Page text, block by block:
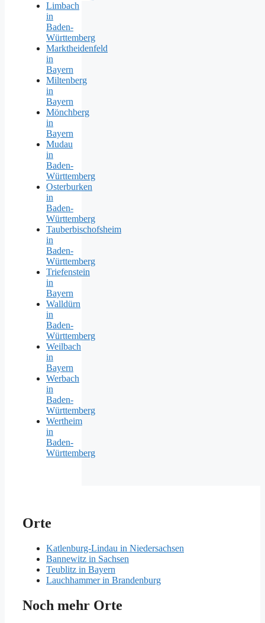
Limbach
in
Baden-
Württemberg
Marktheidenfeld
in
Bayern
Miltenberg
in
Bayern
Mönchberg
in
Bayern
Mudau
in
Baden-
Württemberg
Osterburken
in
Baden-
Württemberg
Tauberbischofsheim
in
Baden-
Württemberg
Triefenstein
in
Bayern
Walldürn
in
Baden-
Württemberg
Weilbach
in
Bayern
Werbach
in
Baden-
Württemberg
Wertheim
in
Baden-
Württemberg
Orte
Katlenburg-Lindau in Niedersachsen
Bannewitz in Sachsen
Teublitz in Bayern
Lauchhammer in Brandenburg
Noch mehr Orte